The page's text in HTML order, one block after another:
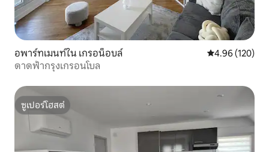
อพาร์ทเมนท์ใน เกรอน็อบล์ คะแนนเฉลี่ย
4.96 (120)
ดาดฟ้ากรุงเกรอนโบล
ซูเปอร์โฮสต์
ซูเปอร์โฮสต์